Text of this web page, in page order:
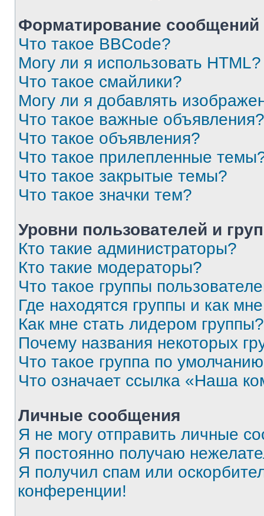
Форматирование
Что такое BBCode?
Могу ли я использовать HTML?
Что такое смайлики?
Могу ли я добавлять
Что такое важные объявления?
Что такое объявления?
Что такое прилепленные
Что такое закрытые темы?
Что такое значки тем?
Уровни пользователей и
Кто такие администраторы?
Кто такие модераторы?
Что такое группы
Где находятся группы и как
Как мне стать лидером группы?
Почему названия некоторых
Что такое группа по
Что означает ссылка «Наша
Личные сообщения
Я не могу отправить личные
Я постоянно получаю
Я получил спам или
конференции!